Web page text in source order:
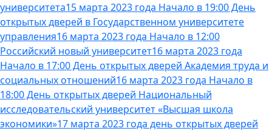
университета15 марта 2023 года Начало в 19:00 День
открытых дверей в Государственном университете
управления16 марта 2023 года Начало в 12:00
Российский новый университет16 марта 2023 года
Начало в 17:00 День открытых дверей Академия труда и
социальных отношений16 марта 2023 года Начало в
18:00 День открытых дверей Национальный
исследовательский университет «Высшая школа
экономики»17 марта 2023 года день открытых дверей